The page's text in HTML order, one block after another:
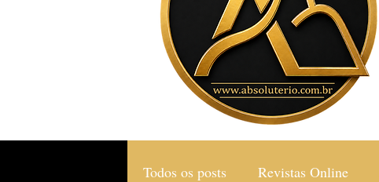
Todos os posts Revistas Online